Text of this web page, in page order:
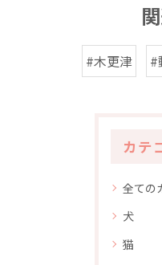
#木更津 #
カテ
全ての
犬
猫